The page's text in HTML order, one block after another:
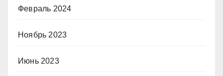
Февраль 2024
Ноябрь 2023
Июнь 2023